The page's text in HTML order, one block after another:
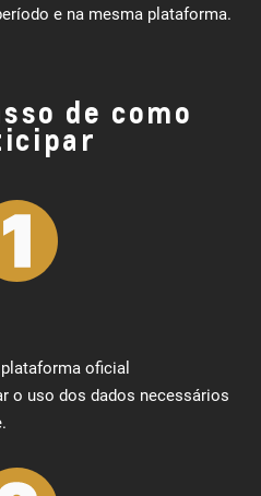
e na mesma plataforma.
de como
oficial
o uso dos dados necessários